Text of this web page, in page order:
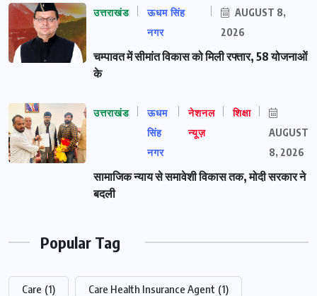
उत्तराखंड
ऊधम सिंह
नगर
AUGUST 8,
2026
चम्पावत में सीमांत विकास को मिली रफ्तार, 58 योजनाओं
के
उत्तराखंड
ऊधम
सिंह
नगर
नेशनल
न्यूज़
शिक्षा
AUGUST
8, 2026
सामाजिक न्याय से समावेशी विकास तक, मोदी सरकार ने
बदली
Popular Tag
Care (1) Care Health Insurance Agent (1)